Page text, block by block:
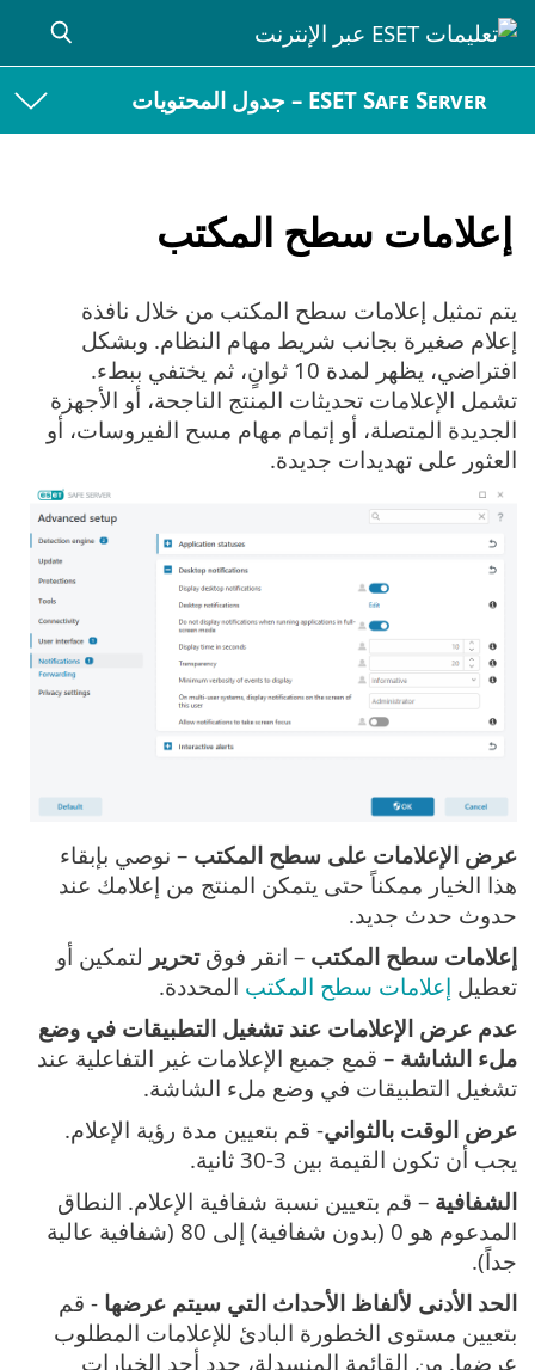
ESET Safe Server – جدول المحتويات
إعلامات سطح المكتب
يتم تمثيل إعلامات سطح المكتب من خلال نافذة
إعلام صغيرة بجانب شريط مهام النظام. وبشكل
افتراضي، يظهر لمدة 10 ثوانٍ، ثم يختفي ببطء.
تشمل الإعلامات تحديثات المنتج الناجحة، أو الأجهزة
الجديدة المتصلة، أو إتمام مهام مسح الفيروسات، أو
العثور على تهديدات جديدة.
عرض الإعلامات على سطح المكتب – نوصي بإبقاء
هذا الخيار ممكناً حتى يتمكن المنتج من إعلامك عند
حدوث حدث جديد.
إعلامات سطح المكتب – انقر فوقتحرير لتمكين أو
تعطيل إعلامات سطح المكتب المحددة.
عدم عرض الإعلامات عند تشغيل التطبيقات في وضع
ملء الشاشة – قمع جميع الإعلامات غير التفاعلية عند
تشغيل التطبيقات في وضع ملء الشاشة.
عرض الوقت بالثواني- قم بتعيين مدة رؤية الإعلام.
يجب أن تكون القيمة بين 3-30 ثانية.
الشفافية – قم بتعيين نسبة شفافية الإعلام. النطاق
المدعوم هو 0 (بدون شفافية) إلى 80 (شفافية عالية
جداً).
الحد الأدنى لألفاظ الأحداث التي سيتم عرضها - قم
بتعيين مستوى الخطورة البادئ للإعلامات المطلوب
عرضها. من القائمة المنسدلة، حدد أحد الخيارات